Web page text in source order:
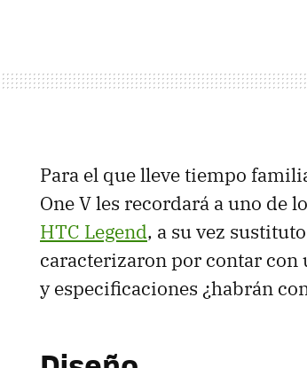
Para el que lleve tiempo
One V les recordará a uno de
HTC Legend, a su vez
caracterizaron por contar
y especificaciones ¿habrán